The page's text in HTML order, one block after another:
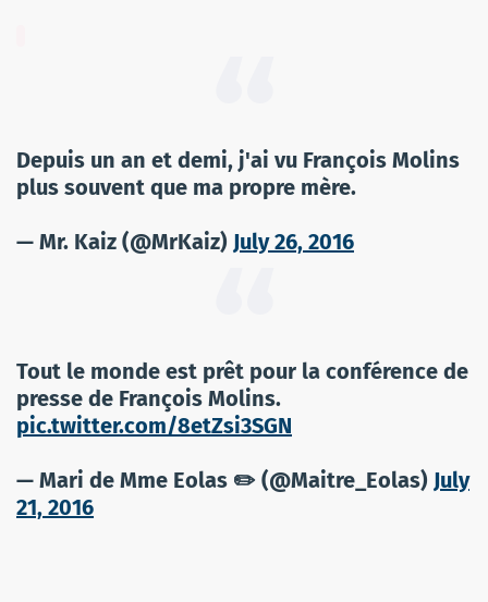
Depuis un an et demi, j'ai vu François Molins
plus souvent que ma propre mère.
— Mr. Kaiz (@MrKaiz) July 26, 2016
Tout le monde est prêt pour la conférence de
presse de François Molins.
pic.twitter.com/8etZsi3SGN
— Mari de Mme Eolas ✏️ (@Maitre_Eolas) July
21, 2016